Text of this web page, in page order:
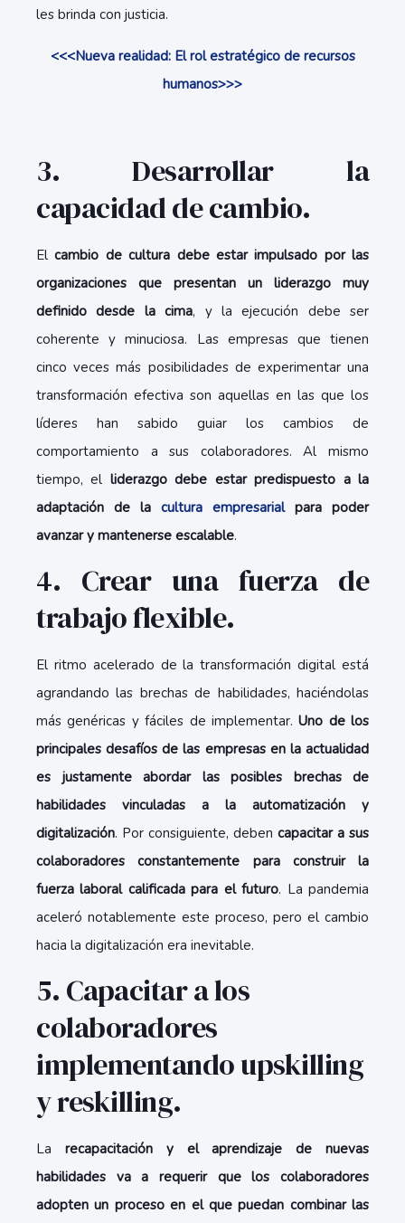
les brinda con justicia.
<<<Nueva realidad: El rol estratégico de recursos
humanos>>>
3. Desarrollar la
capacidad de cambio.
Elcambio de cultura debe estar impulsado por las
organizaciones que presentan un liderazgo muy
definido desde la cima, y la ejecución debe ser
coherente y minuciosa. Las empresas que tienen
cinco veces más posibilidades de experimentar una
transformación efectiva son aquellas en las que los
líderes han sabido guiar los cambios de
comportamiento a sus colaboradores. Al mismo
tiempo, el liderazgo debe estar predispuesto a la
adaptación de la cultura empresarialpara poder
avanzar y mantenerse escalable.
4. Crear una fuerza de
trabajo flexible.
El ritmo acelerado de la transformación digital está
agrandando las brechas de habilidades, haciéndolas
más genéricas y fáciles de implementar.Uno de los
principales desafíos de las empresas en la actualidad
es justamente abordar las posibles brechas de
habilidades vinculadas a la automatización y
digitalización. Por consiguiente, deben capacitar a sus
colaboradores constantemente para construir la
fuerza laboral calificada para el futuro. La pandemia
aceleró notablemente este proceso, pero el cambio
hacia la digitalización era inevitable.
5. Capacitar a los
colaboradores
implementando upskilling
y reskilling.
La recapacitación y el aprendizaje de nuevas
habilidades va a requerir que los colaboradores
adopten un proceso en el que puedan combinar las